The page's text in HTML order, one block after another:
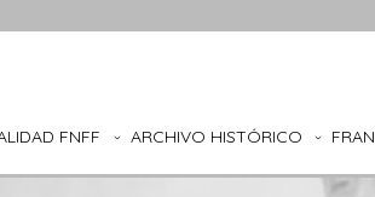
FNFF ARCHIVO HISTÓRICO